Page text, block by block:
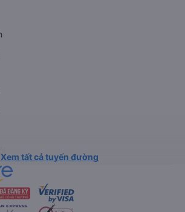
Xem tất cả tuyến đường